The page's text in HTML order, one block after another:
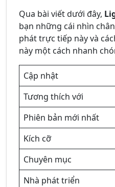
Qua bài viết dưới đây,
bạn những cái nhìn
phát trực tiếp này và
này một cách nhanh
Cập nhật
Tương thích với
Phiên bản mới nhất
Kích cỡ
Chuyên mục
Nhà phát triển